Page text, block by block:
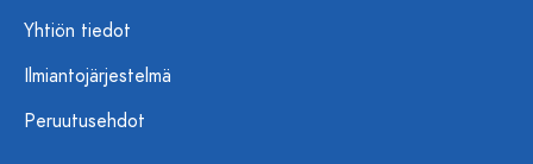
Yhtiön tiedot
Ilmiantojärjestelmä
Peruutusehdot